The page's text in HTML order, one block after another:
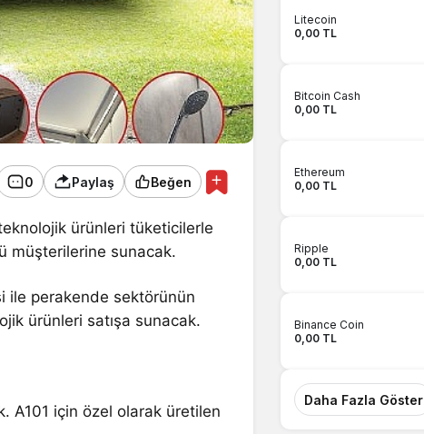
0 Paylaş Beğen
ürünleri tüketicilerle
müşterilerine sunacak.
ile perakende sektörünün
ürünleri satışa sunacak.
A101 için özel olarak üretilen
Litecoin
0,00 TL
Bitcoin Cash
0,00 TL
Ethereum
0,00 TL
Ripple
0,00 TL
Binance Coin
0,00 TL
Daha Fazla Göster